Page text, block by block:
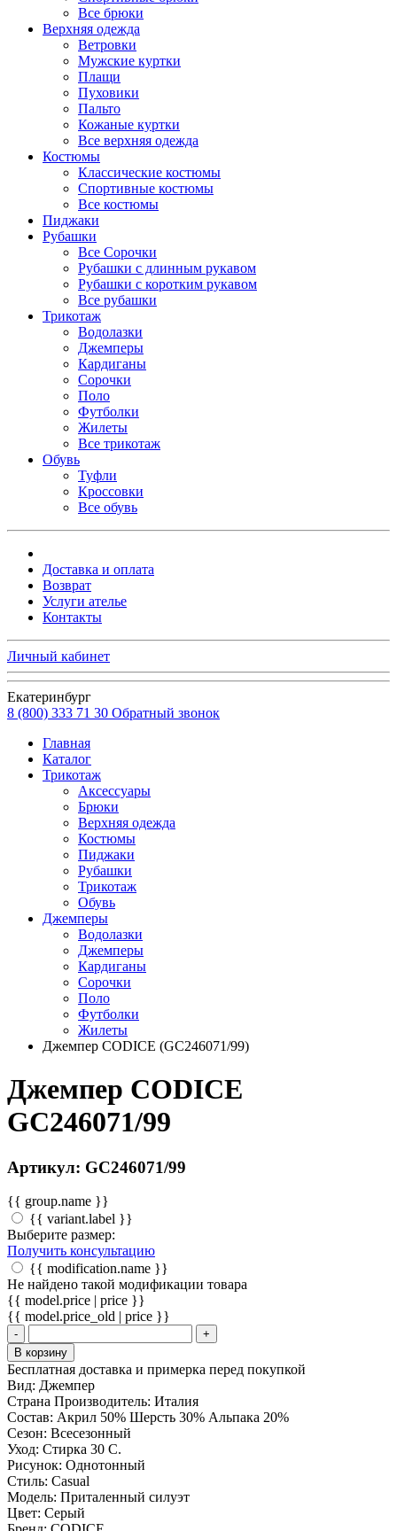
Все брюки
Верхняя одежда
Ветровки
Мужские куртки
Плащи
Пуховики
Пальто
Кожаные куртки
Все верхняя одежда
Костюмы
Классические костюмы
Спортивные костюмы
Все костюмы
Пиджаки
Рубашки
Все Сорочки
Рубашки с длинным рукавом
Рубашки с коротким рукавом
Все рубашки
Трикотаж
Водолазки
Джемперы
Кардиганы
Сорочки
Поло
Футболки
Жилеты
Все трикотаж
Обувь
Туфли
Кроссовки
Все обувь
Доставка и оплата
Возврат
Услуги ателье
Контакты
Личный кабинет
Екатеринбург
8 (800) 333 71 30 Обратный звонок
Главная
Каталог
Трикотаж
Аксессуары
Брюки
Верхняя одежда
Костюмы
Пиджаки
Рубашки
Трикотаж
Обувь
Джемперы
Водолазки
Джемперы
Кардиганы
Сорочки
Поло
Футболки
Жилеты
Джемпер CODICE (GC246071/99)
Джемпер CODICE
GC246071/99
Артикул: GC246071/99
{{ group.name }}
{{ variant.label }}
Выберите размер:
Получить консультацию
{{ modification.name }}
Не найдено такой модификации товара
{{ model.price | price }}
{{ model.price_old | price }}
-
+
В корзину
Бесплатная доставка и примерка перед покупкой
Вид: Джемпер
Страна Производитель: Италия
Состав: Акрил 50% Шерсть 30% Альпака 20%
Сезон: Всесезонный
Уход: Стирка 30 С.
Рисунок: Однотонный
Стиль: Casual
Модель: Приталенный силуэт
Цвет: Серый